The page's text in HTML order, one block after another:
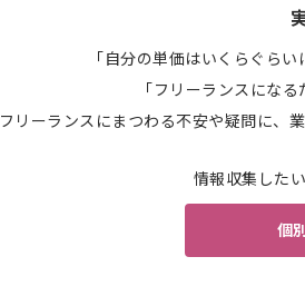
「自分の単価はいくらぐら
「フリーランスにな
フリーランスにまつわる不安や疑問に、
情報収集した
個